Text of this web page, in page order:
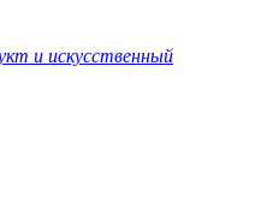
и искусственный